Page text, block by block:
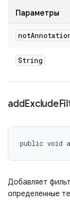
Параметры
not
String
addExclude
public void
Добавляет
определенные